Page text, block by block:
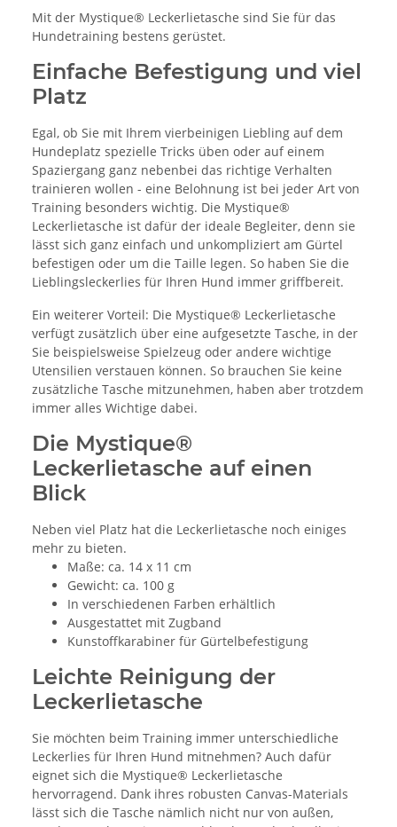
Mit der Mystique® Leckerlietasche sind Sie für das
Hundetraining bestens gerüstet.
Einfache Befestigung und viel
Platz
Egal, ob Sie mit Ihrem vierbeinigen Liebling auf dem
Hundeplatz spezielle Tricks üben oder auf einem
Spaziergang ganz nebenbei das richtige Verhalten
trainieren wollen - eine Belohnung ist bei jeder Art von
Training besonders wichtig. Die Mystique®
Leckerlietasche ist dafür der ideale Begleiter, denn sie
lässt sich ganz einfach und unkompliziert am Gürtel
befestigen oder um die Taille legen. So haben Sie die
Lieblingsleckerlies für Ihren Hund immer griffbereit.
Ein weiterer Vorteil: Die Mystique® Leckerlietasche
verfügt zusätzlich über eine aufgesetzte Tasche, in der
Sie beispielsweise Spielzeug oder andere wichtige
Utensilien verstauen können. So brauchen Sie keine
zusätzliche Tasche mitzunehmen, haben aber trotzdem
immer alles Wichtige dabei.
Die Mystique®
Leckerlietasche auf einen
Blick
Neben viel Platz hat die Leckerlietasche noch einiges
mehr zu bieten.
Maße: ca. 14 x 11 cm
Gewicht: ca. 100 g
In verschiedenen Farben erhältlich
Ausgestattet mit Zugband
Kunstoffkarabiner für Gürtelbefestigung
Leichte Reinigung der
Leckerlietasche
Sie möchten beim Training immer unterschiedliche
Leckerlies für Ihren Hund mitnehmen? Auch dafür
eignet sich die Mystique® Leckerlietasche
hervorragend. Dank ihres robusten Canvas-Materials
lässt sich die Tasche nämlich nicht nur von außen,